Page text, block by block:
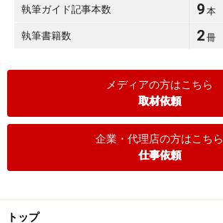
執筆ガイド記事本数 9 本
執筆書籍数 2 冊
メディアの方はこちら
取材依頼
企業・代理店の方はこちら
仕事依頼
トップ